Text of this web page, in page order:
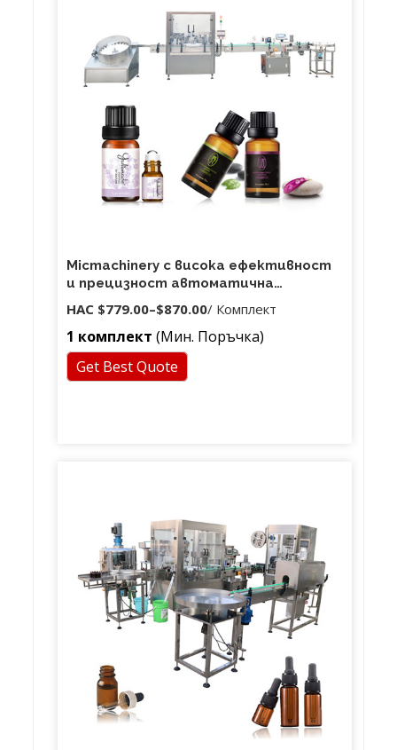
Micmachinery с висока ефективност
и прецизност автоматична
електрическа машина за пълнене с
течности за пълнене на етерично
масло
НАС $779.00–$870.00/ Комплект
1 комплект (Мин. Поръчка)
Get Best Quote